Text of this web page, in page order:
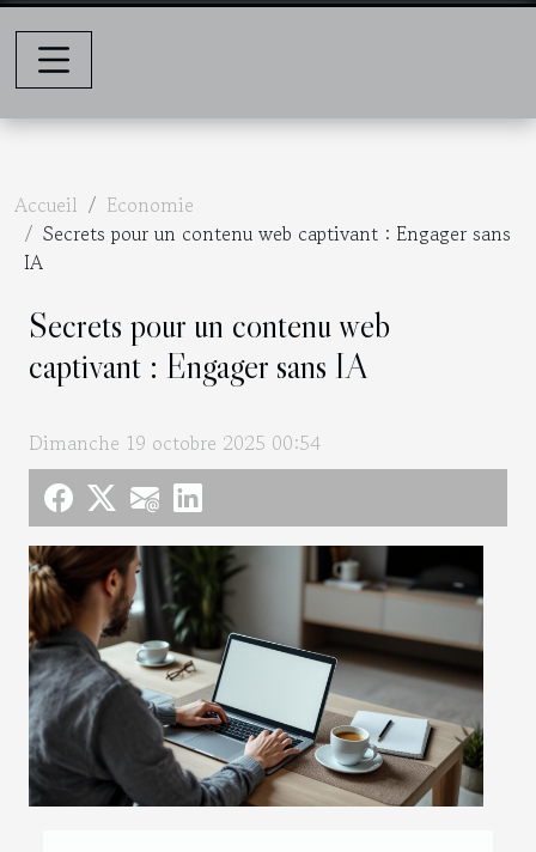
Accueil
Economie
Secrets pour un contenu web captivant : Engager sans
IA
Secrets pour un contenu web
captivant : Engager sans IA
Dimanche 19 octobre 2025 00:54